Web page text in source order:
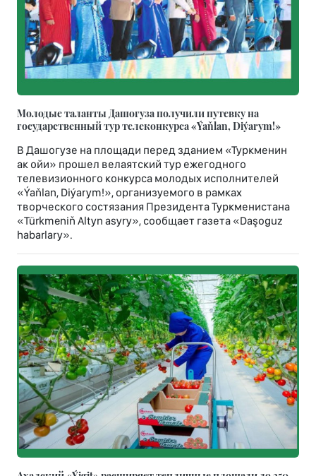
Молодые таланты Дашогуза получили путевку на
государственный тур телеконкурса «Ýaňlan, Diýarym!»
В Дашогузе на площади перед зданием «Туркменин
ак ойи» прошел велаятский тур ежегодного
телевизионного конкурса молодых исполнителей
«Ýaňlan, Diýarym!», организуемого в рамках
творческого состязания Президента Туркменистана
«Türkmeniň Altyn asyry», сообщает газета «Daşoguz
habarlary».